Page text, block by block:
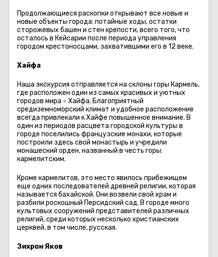
Продолжающиеся раскопки открывают все новые и
новые объекты города: потайные ходы, остатки
сторожевых башен и стен крепости, всего того, что
осталось в Кейсарии после периода управления
городом крестоносцами, захватившими его в 12 веке.
Хайфа
Наша экскурсия отправляется на склоны горы Кармель,
где расположен один из самых красивых и уютных
городов мира – Хайфа. Благоприятный
средиземноморский климат и удобное расположение
всегда привлекали к Хайфе повышенное внимание. В
один из периодов расцвета городской культуры в
городе поселились французские монахи, которые
построили здесь свой монастырь и учредили
монашеский орден, названный в честь горы:
кармелитским.
Кроме кармелитов, это место явилось прибежищем
еще одних последователей древней религии, которая
называется бахайской. Они возвели свой храм и
разбили роскошный Персидский сад. В городе много
культовых сооружений представителей различных
религий, среди которых несколько христианских
церквей, в том числе, русская.
Зихрон Яков